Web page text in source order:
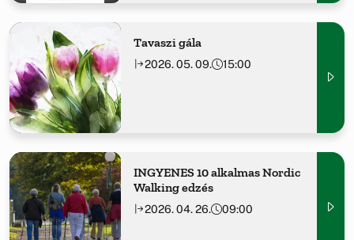
Tavaszi gála
2026. 05. 09. 15:00
INGYENES 10 alkalmas Nordic
Walking edzés
2026. 04. 26. 09:00